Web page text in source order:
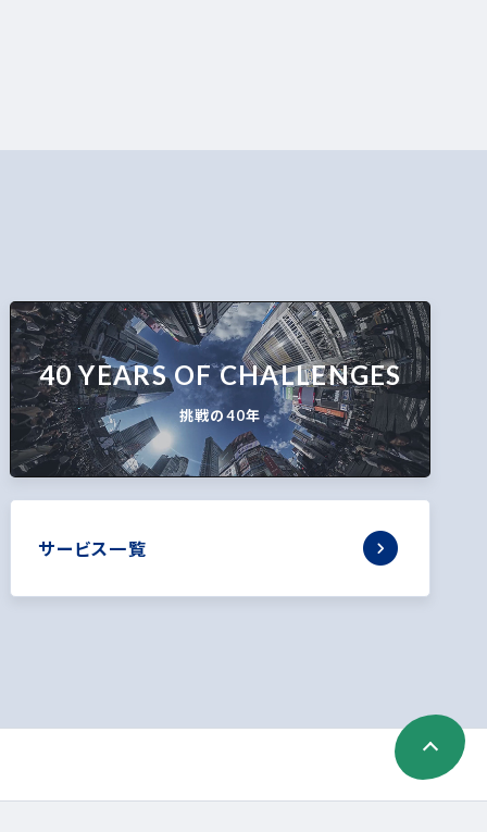
40 YEARS OF CHALLENGES
挑戦の40年
サービス一覧